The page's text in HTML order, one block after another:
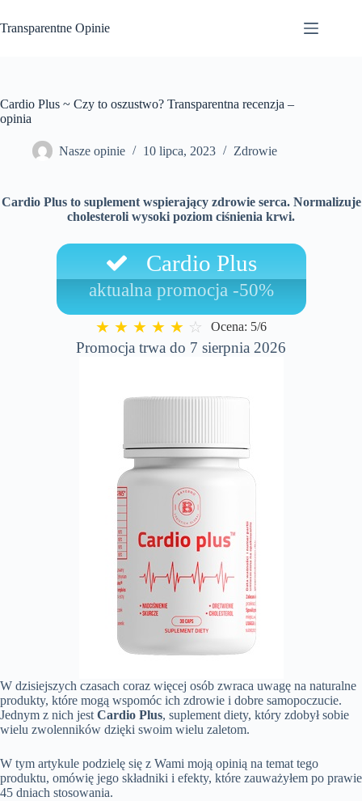
do
treści
Transparentne Opinie
Cardio Plus ~ Czy to oszustwo? Transparentna recenzja –
opinia
Nasze opinie 10 lipca, 2023 Zdrowie
Cardio Plus to suplement wspierający zdrowie serca. Normalizuje
cholesteroli wysoki poziom ciśnienia krwi.
Cardio Plus
aktualna promocja -50%
★ ★ ★ ★ ★ ☆ Ocena: 5/6
Promocja trwa do 7 sierpnia 2026
W dzisiejszych czasach coraz więcej osób zwraca uwagę na naturalne
produkty, które mogą wspomóc ich zdrowie i dobre samopoczucie.
Jednym z nich jest Cardio Plus, suplement diety, który zdobył sobie
wielu zwolenników dzięki swoim wielu zaletom.
W tym artykule podzielę się z Wami moją opinią na temat tego
produktu, omówię jego składniki i efekty, które zauważyłem po prawie
45 dniach stosowania.